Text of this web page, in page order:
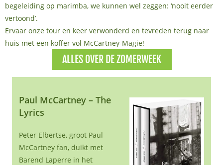
begeleiding op marimba, we kunnen wel zeggen: ‘nooit eerder
vertoond’.
Ervaar onze tour en keer verwonderd en tevreden terug naar
huis met een koffer vol McCartney-Magie!
ALLES OVER DE ZOMERWEEK
Paul McCartney – The
Lyrics
Peter Elbertse, groot Paul
McCartney fan, duikt met
Barend Laperre in het